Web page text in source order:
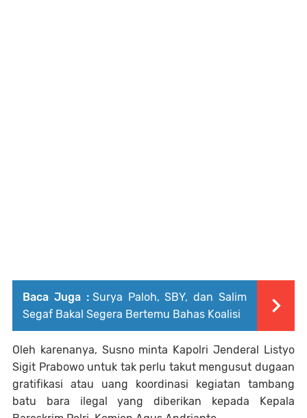
Baca Juga : Surya Paloh, SBY, dan Salim
Segaf Bakal Segera Bertemu Bahas Koalisi
Oleh karenanya, Susno minta Kapolri Jenderal Listyo
Sigit Prabowo untuk tak perlu takut mengusut dugaan
gratifikasi atau uang koordinasi kegiatan tambang
batu bara ilegal yang diberikan kepada Kepala